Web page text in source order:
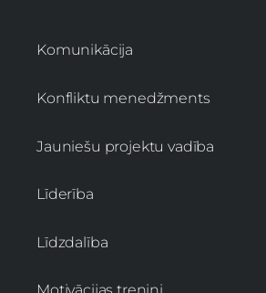
Komunikācija
Konfliktu menedžments
Jauniešu projektu vadība
Līderība
Līdzdalība